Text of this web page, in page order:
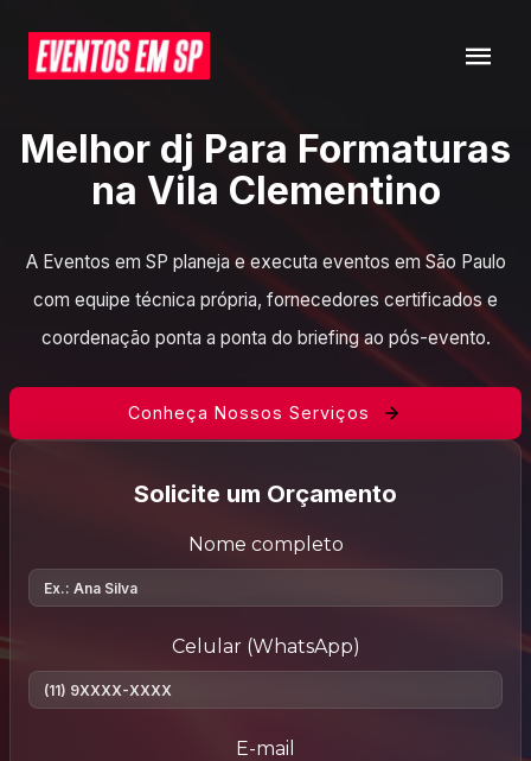
Melhor dj Para Formaturas
na Vila Clementino
A Eventos em SP planeja e executa eventos em São Paulo
com equipe técnica própria, fornecedores certificados e
coordenação ponta a ponta do briefing ao pós-evento.
Conheça Nossos Serviços
Solicite um Orçamento
Nome completo
Celular (WhatsApp)
E-mail